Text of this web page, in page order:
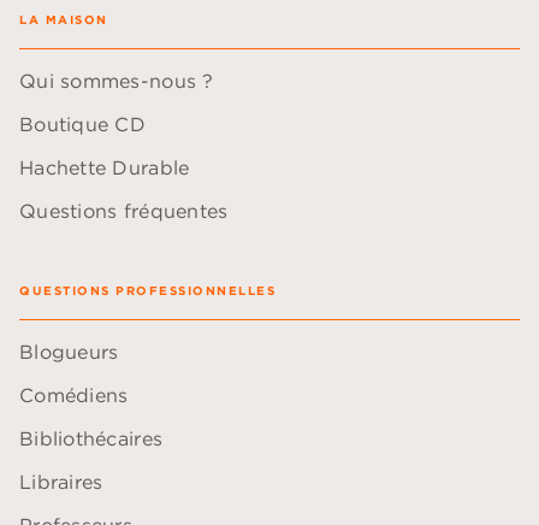
LA MAISON
Qui sommes-nous ?
Boutique CD
Hachette Durable
Questions fréquentes
QUESTIONS PROFESSIONNELLES
Blogueurs
Comédiens
Bibliothécaires
Libraires